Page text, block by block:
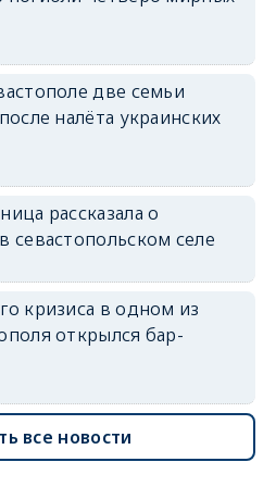
две семьи
налёта украинских
рассказала о
севастопольском селе
кризиса в одном из
открылся бар-
все новости